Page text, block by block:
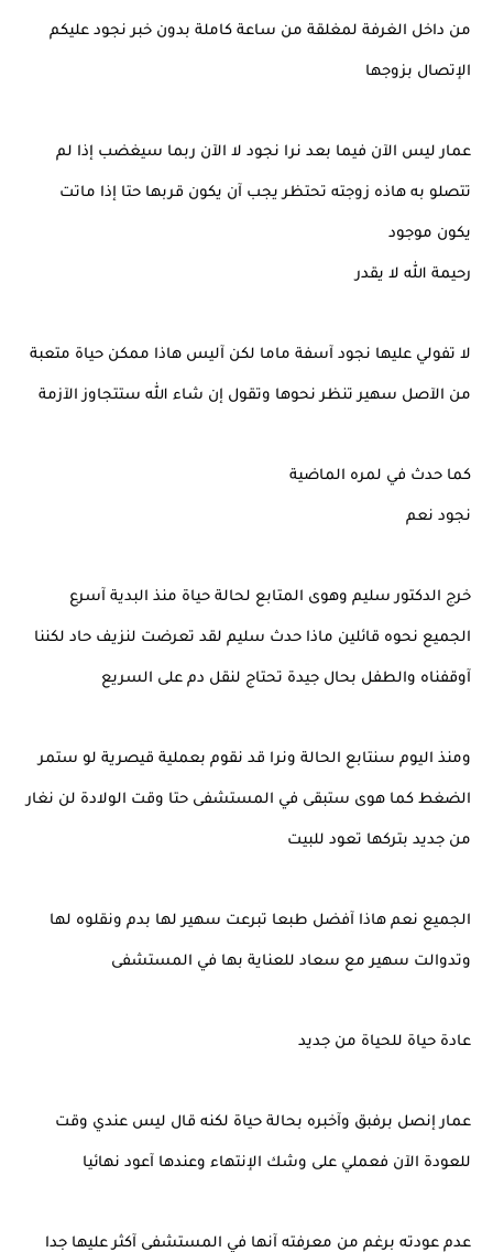
من داخل الغرفة لمغلقة من ساعة كاملة بدون خبر نجود عليكم
الإتصال بزوجها
عمار ليس الآن فيما بعد نرا نجود لا الآن ربما سيغضب إذا لم
تتصلو به هاذه زوجته تحتظر يجب آن يكون قربها حتا إذا ماتت
يكون موجود
رحيمة الله لا يقدر
لا تفولي عليها نجود آسفة ماما لكن آليس هاذا ممكن حياة متعبة
من الآصل سهير تنظر نحوها وتقول إن شاء الله ستتجاوز الآزمة
كما حدث في لمره الماضية
نجود نعم
خرج الدكتور سليم وهوى المتابع لحالة حياة منذ البدية آسرع
الجميع نحوه قائلين ماذا حدث سليم لقد تعرضت لنزيف حاد لكننا
آوقفناه والطفل بحال جيدة تحتاج لنقل دم على السريع
ومنذ اليوم سنتابع الحالة ونرا قد نقوم بعملية قيصرية لو ستمر
الضغط كما هوى ستبقى في المستشفى حتا وقت الولادة لن نغار
من جديد بتركها تعود للبيت
الجميع نعم هاذا آفضل طبعا تبرعت سهير لها بدم ونقلوه لها
وتدوالت سهير مع سعاد للعناية بها في المستشفى
عادة حياة للحياة من جديد
عمار إنصل برفبق وآخبره بحالة حياة لكنه قال ليس عندي وقت
للعودة الآن فعملي على وشك الإنتهاء وعندها آعود نهائيا
عدم عودته برغم من معرفته آنها في المستشفى آكثر عليها جدا